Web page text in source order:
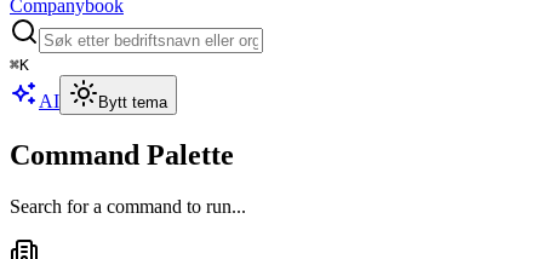
Companybook
⌘K
AI Bytt tema
Command Palette
Search for a command to run...